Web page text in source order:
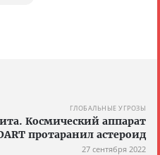
ГЛОБАЛЬНЫЕ УГРОЗЫ
Космический аппарат
протаранил астероид
27 сентября 2022